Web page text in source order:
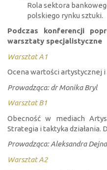
Rola sektora
polskiego rynku sztuki.
Podczas konferencji
warsztaty specjalistyczne
Warsztat A1
Ocena wartości artystycznej
Prowadząca: dr Monika Bryl
Warsztat B1
Obecność w mediach
Strategia i taktyka działania.
Prowadząca: Aleksandra
Warsztat A2